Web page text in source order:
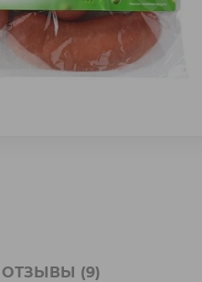
ОТЗЫВЫ (9)